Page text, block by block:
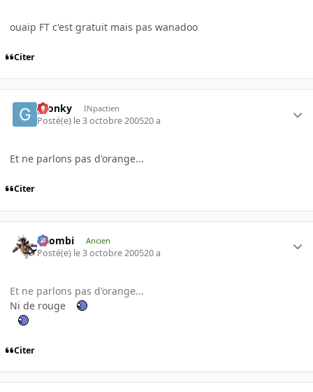
ouaip FT c'est gratuit mais pas wanadoo
Citer
gronky INpactien
Posté(e) le 3 octobre 200520 a
Et ne parlons pas d'orange...
Citer
XZombi Ancien
Posté(e) le 3 octobre 200520 a
Et ne parlons pas d'orange...
Ni de rouge
Citer